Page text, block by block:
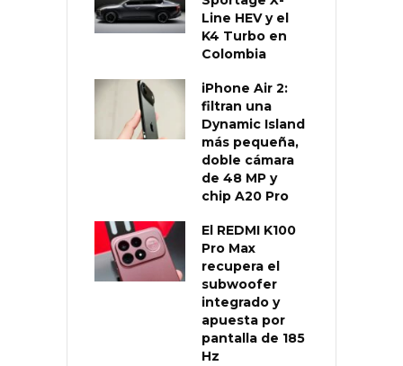
Line HEV y el
K4 Turbo en
Colombia
iPhone Air 2:
filtran una
Dynamic Island
más pequeña,
doble cámara
de 48 MP y
chip A20 Pro
El REDMI K100
Pro Max
recupera el
subwoofer
integrado y
apuesta por
pantalla de 185
Hz